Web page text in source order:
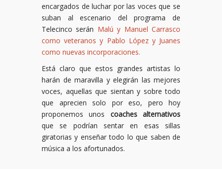
encargados de luchar por las voces que se
suban al escenario del programa de
Telecinco serán Malú y Manuel Carrasco
como veteranos y Pablo López y Juanes
como nuevas incorporaciones.
Está claro que estos grandes artistas lo
harán de maravilla y elegirán las mejores
voces, aquellas que sientan y sobre todo
que aprecien solo por eso, pero hoy
proponemos unos coaches alternativos
que se podrían sentar en esas sillas
giratorias y enseñar todo lo que saben de
música a los afortunados.